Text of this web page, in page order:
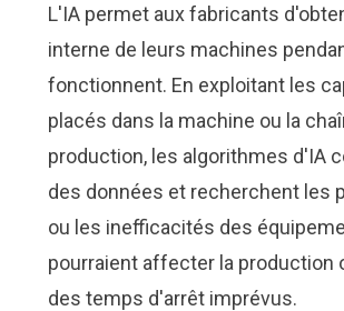
L'IA permet aux fabricants
interne de leurs machines
fonctionnent. En exploitant les
placés dans la machine ou la
production, les algorithmes d'IA
des données et recherchent les
ou les inefficacités des
pourraient affecter la production
des temps d'arrêt imprévus.